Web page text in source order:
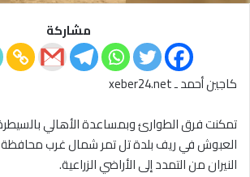
مشاركة
كاجين أحمد ـ xeber24.net
تمكنت فرق الطوارئ وبمساعدة الأهالي
العبوش في ريف بلدة تل تمر شمال غرب محافظة
النيران من التمدد إلى الأراضي الزراعية.